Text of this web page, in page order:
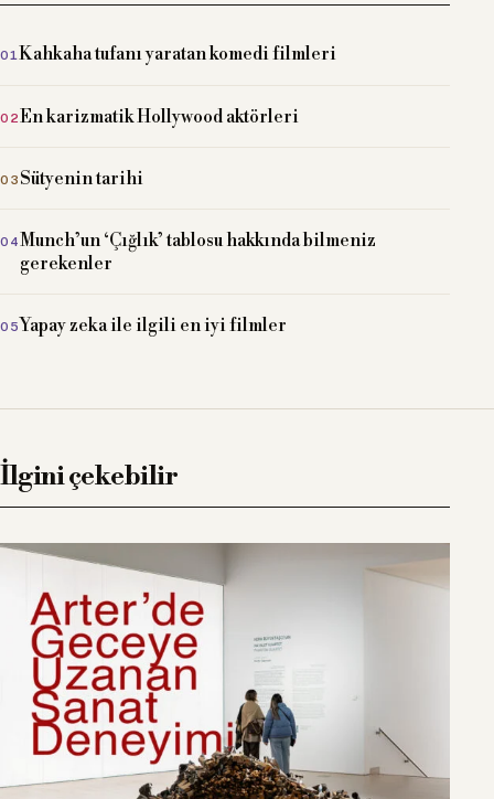
Kahkaha tufanı yaratan komedi filmleri
En karizmatik Hollywood aktörleri
Sütyenin tarihi
Munch’un ‘Çığlık’ tablosu hakkında bilmeniz
gerekenler
Yapay zeka ile ilgili en iyi filmler
İlgini çekebilir